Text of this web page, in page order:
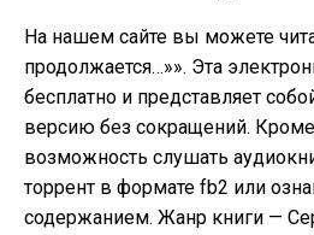
На нашем сайте вы можете
продолжается…»». Эта
бесплатно и представляет
версию без сокращений. Кроме
возможность слушать
торрент в формате fb2 или
содержанием. Жанр книги —